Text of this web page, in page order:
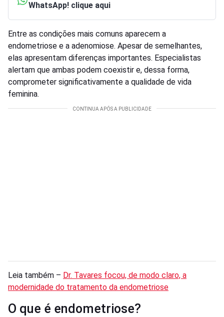
WhatsApp! clique aqui
Entre as condições mais comuns aparecem a
endometriose e a adenomiose. Apesar de semelhantes,
elas apresentam diferenças importantes. Especialistas
alertam que ambas podem coexistir e, dessa forma,
comprometer significativamente a qualidade de vida
feminina.
Leia também – Dr. Tavares focou, de modo claro, a
modernidade do tratamento da endometriose
O que é endometriose?